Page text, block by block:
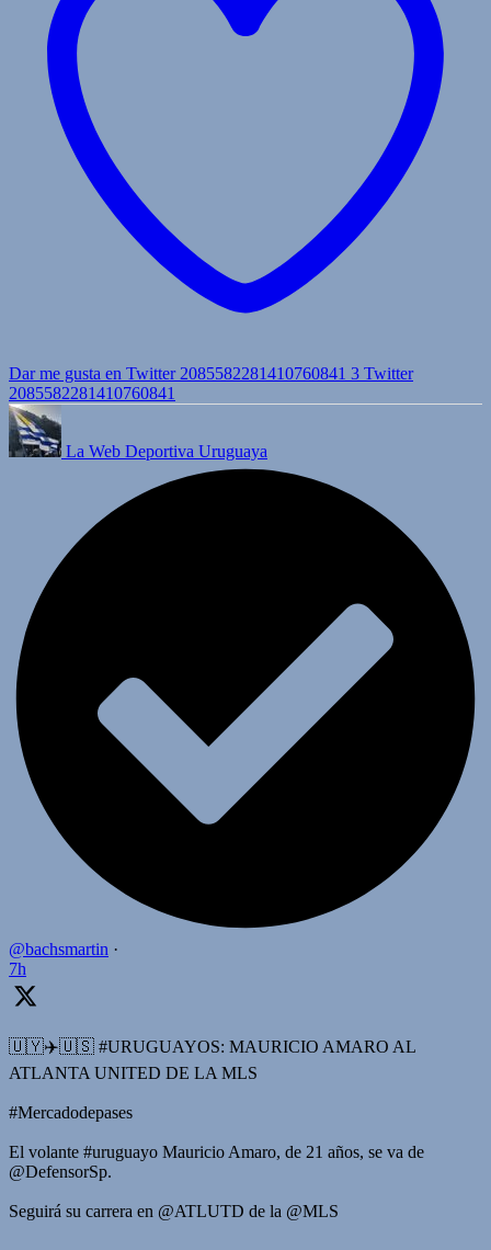
Dar me gusta en Twitter 2085582281410760841 3 Twitter
2085582281410760841
La Web Deportiva Uruguaya
@bachsmartin ·
7h
🇺🇾✈️🇺🇸 #URUGUAYOS: MAURICIO AMARO AL
ATLANTA UNITED DE LA MLS
#Mercadodepases
El volante #uruguayo Mauricio Amaro, de 21 años, se va de
@DefensorSp.
Seguirá su carrera en @ATLUTD de la @MLS